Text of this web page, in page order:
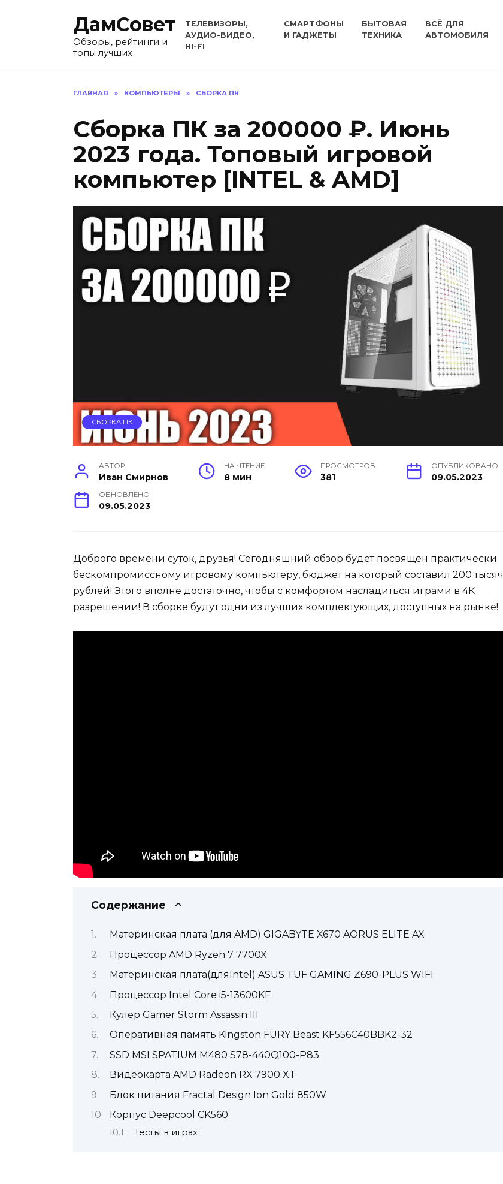
ДамСовет
Обзоры, рейтинги и
топы лучших
ТЕЛЕВИЗОРЫ,
АУДИО-ВИДЕО,
HI-FI
СМАРТФОНЫ
И ГАДЖЕТЫ
БЫТОВАЯ
ТЕХНИКА
ВСЁ ДЛЯ
АВТОМОБИЛЯ
ГЛАВНАЯ » КОМПЬЮТЕРЫ » СБОРКА ПК
Сборка ПК за 200000 ₽. Июнь
2023 года. Топовый игровой
компьютер [INTEL & AMD]
СБОРКА ПК
АВТОР
Иван Смирнов
НА ЧТЕНИЕ
8 мин
ПРОСМОТРОВ
381
ОПУБЛИКОВАНО
09.05.2023
ОБНОВЛЕНО
09.05.2023
Доброго времени суток, друзья! Сегодняшний обзор будет посвящен практически
бескомпромиссному игровому компьютеру, бюджет на который составил 200 тысяч
рублей! Этого вполне достаточно, чтобы с комфортом насладиться играми в 4К
разрешении! В сборке будут одни из лучших комплектующих, доступных на рынке!
Содержание
Материнская плата (для AMD) GIGABYTE X670 AORUS ELITE AX
Процессор AMD Ryzen 7 7700X
Материнская плата(дляIntel) ASUS TUF GAMING Z690-PLUS WIFI
Процессор Intel Core i5-13600KF
Кулер Gamer Storm Assassin III
Оперативная память Kingston FURY Beast KF556C40BBK2-32
SSD MSI SPATIUM M480 S78-440Q100-P83
Видеокарта AMD Radeon RX 7900 XT
Блок питания Fractal Design Ion Gold 850W
Корпус Deepcool CK560
Тесты в играх